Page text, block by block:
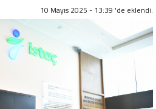
10 Mayıs 2025 - 13:39 'de eklendi.